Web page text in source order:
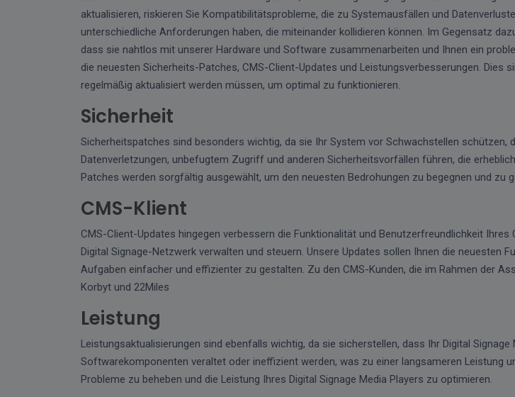
aktualisieren, riskieren Sie Kompatibilitätsprobleme, die zu Systemausfällen und
unterschiedliche Anforderungen haben, die miteinander kollidieren können. Im Gegensatz
dass sie nahtlos mit unserer Hardware und Software zusammenarbeiten und Ihnen ein
die neuesten Sicherheits-Patches, CMS-Client-Updates und Leistungsverbesserungen. Dies
regelmäßig aktualisiert werden müssen, um optimal zu funktionieren.
Sicherheit
Sicherheitspatches sind besonders wichtig, da sie Ihr System vor Schwachstellen
Datenverletzungen, unbefugtem Zugriff und anderen Sicherheitsvorfällen führen, die
Patches werden sorgfältig ausgewählt, um den neuesten Bedrohungen zu begegnen und zu
CMS-Klient
CMS-Client-Updates hingegen verbessern die Funktionalität und Benutzerfreundlichkeit
Digital Signage-Netzwerk verwalten und steuern. Unsere Updates sollen Ihnen die neuesten
Aufgaben einfacher und effizienter zu gestalten. Zu den CMS-Kunden, die im Rahmen der
Korbyt und 22Miles
Leistung
Leistungsaktualisierungen sind ebenfalls wichtig, da sie sicherstellen, dass Ihr Digital
Softwarekomponenten veraltet oder ineffizient werden, was zu einer langsameren Leistung
Probleme zu beheben und die Leistung Ihres Digital Signage Media Players zu optimieren.